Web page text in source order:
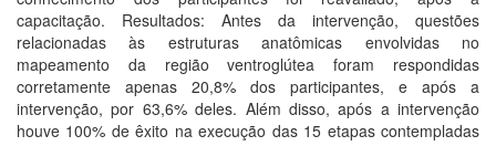
capacitação. Resultados: Antes da intervenção, questões
relacionadas às estruturas anatômicas envolvidas no
mapeamento da região ventroglútea foram respondidas
corretamente apenas 20,8% dos participantes, e após a
intervenção, por 63,6% deles. Além disso, após a intervenção
houve 100% de êxito na execução das 15 etapas contempladas